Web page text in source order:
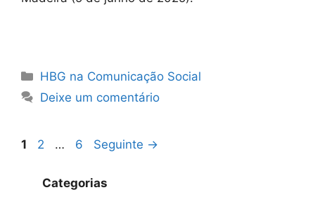
Categorias
HBG na Comunicação Social
Deixe um comentário
Navegação
artigos
Página
1 Página
2 … Página
6 Seguinte →
Categorias